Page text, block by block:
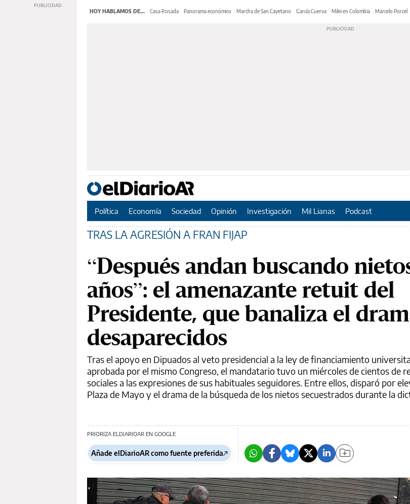
HOY HABLAMOS DE... Casa Rosada Panorama económico Marcha de San Cayetano García Cuerva Milei en Colombia Marcelo Porcel
Política Economía Sociedad Opinión Investigación Mil Lianas Podcast
TRAS LA AGRESIÓN A FRAN FIJAP
“Después andan buscando
años”: el amenazante retuit del
Presidente, que banaliza el
desaparecidos
Tras el apoyo en Dipuados al veto presidencial a la ley de financiamiento
aprobada por el mismo Congreso, el mandatario tuvo un miércoles de cientos de
sociales a las expresiones de sus habituales seguidores. Entre ellos, disparó por
Plaza de Mayo y el drama de la búsqueda de los nietos secuestrados durante la
PRIORIZA ELDIARIOAR EN GOOGLE
Añade elDiarioAR como fuente preferida